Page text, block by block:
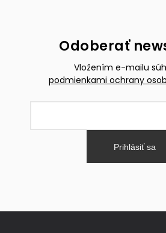
Odoberať
Vložením e-mailu
podmienkami ochrany
Prihlásiť sa